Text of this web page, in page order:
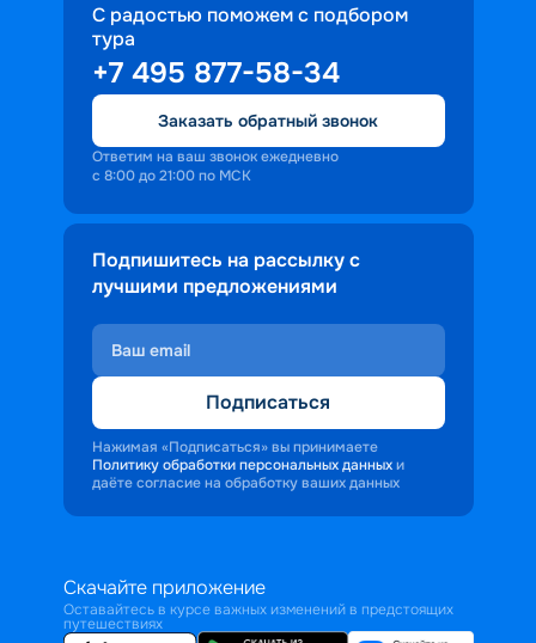
С радостью поможем с подбором
тура
+7 495 877-58-34
Заказать обратный звонок
Ответим на ваш звонок ежедневно
с 8:00 до 21:00 по МСК
Подпишитесь на рассылку с
лучшими предложениями
Подписаться
Нажимая «Подписаться» вы принимаете
Политику обработки персональных данных и
даёте согласие на обработку ваших данных
Скачайте приложение
Оставайтесь в курсе важных изменений в предстоящих
путешествиях